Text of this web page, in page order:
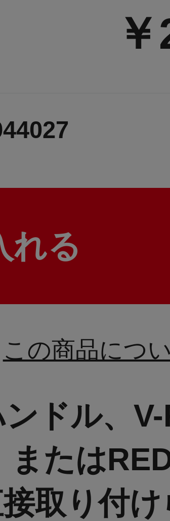
この商品につ
ドル、
たは
取り付